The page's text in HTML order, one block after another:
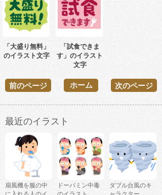
「大盛り無料」
のイラスト文字
「試食できま
す」のイラスト
文字
前のページ 次のページ
ホーム
最近のイラスト
扇風機を服の中
ドーパミン中毒
ダブル台風のキ